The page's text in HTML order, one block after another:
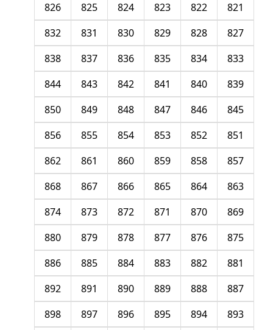
821
822
823
824
825
826
827
828
829
830
831
832
833
834
835
836
837
838
839
840
841
842
843
844
845
846
847
848
849
850
851
852
853
854
855
856
857
858
859
860
861
862
863
864
865
866
867
868
869
870
871
872
873
874
875
876
877
878
879
880
881
882
883
884
885
886
887
888
889
890
891
892
893
894
895
896
897
898